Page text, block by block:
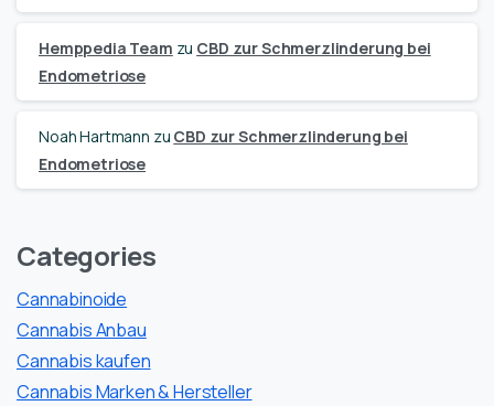
Hemppedia Team zu CBD zur Schmerzlinderung bei
Endometriose
Noah Hartmann zu CBD zur Schmerzlinderung bei
Endometriose
Categories
Cannabinoide
Cannabis Anbau
Cannabis kaufen
Cannabis Marken & Hersteller